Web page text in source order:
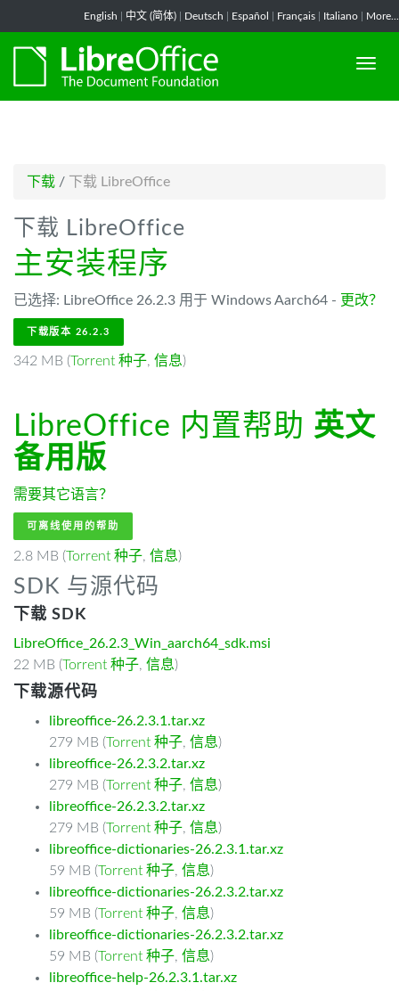
English 中文 (简体) Deutsch Español Français Italiano More...
下载 / 下载 LibreOffice
下载 LibreOffice
主安装程序
已选择: LibreOffice 26.2.3 用于 Windows Aarch64 - 更改？
下载版本 26.2.3
342 MB (Torrent 种子, 信息)
LibreOffice 内置帮助 英文
备用版
需要其它语言？
可离线使用的帮助
2.8 MB (Torrent 种子, 信息)
SDK 与源代码
下载 SDK
LibreOffice_26.2.3_Win_aarch64_sdk.msi
22 MB (Torrent 种子, 信息)
下载源代码
libreoffice-26.2.3.1.tar.xz
279 MB (Torrent 种子, 信息)
libreoffice-26.2.3.2.tar.xz
279 MB (Torrent 种子, 信息)
libreoffice-26.2.3.2.tar.xz
279 MB (Torrent 种子, 信息)
libreoffice-dictionaries-26.2.3.1.tar.xz
59 MB (Torrent 种子, 信息)
libreoffice-dictionaries-26.2.3.2.tar.xz
59 MB (Torrent 种子, 信息)
libreoffice-dictionaries-26.2.3.2.tar.xz
59 MB (Torrent 种子, 信息)
libreoffice-help-26.2.3.1.tar.xz